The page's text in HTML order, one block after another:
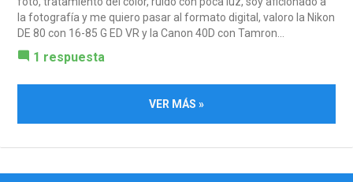
la fotografía y me quiero pasar al formato digital, valoro la Nikon
DE 80 con 16-85 G ED VR y la Canon 40D con Tamron...
1 respuesta
VER MÁS »